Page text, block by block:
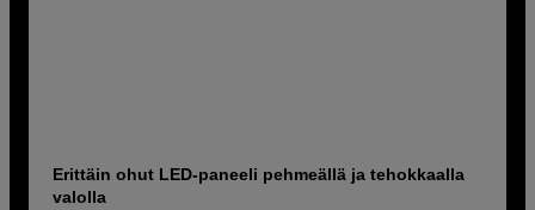
Erittäin ohut LED-paneeli pehmeällä ja tehokkaalla
valolla